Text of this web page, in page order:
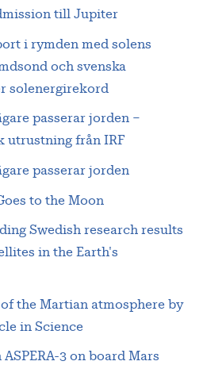
till Jupiter
i rymden med solens
och svenska
solenergirekord
passerar jorden –
utrustning från IRF
passerar jorden
to the Moon
Swedish research results
in the Earth's
of the Martian atmosphere by
in Science
ASPERA-3 on board Mars